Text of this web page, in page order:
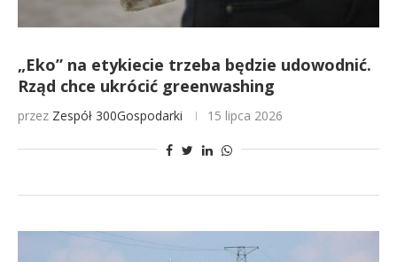
„Eko” na etykiecie trzeba będzie udowodnić.
Rząd chce ukrócić greenwashing
przez Zespół 300Gospodarki 15 lipca 2026